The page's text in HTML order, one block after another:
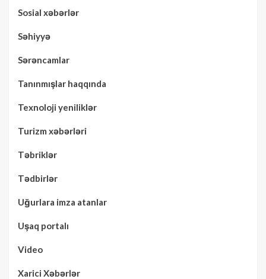
Sosial xəbərlər
Səhiyyə
Sərəncamlar
Tanınmışlar haqqında
Texnoloji yeniliklər
Turizm xəbərləri
Təbriklər
Tədbirlər
Uğurlara imza atanlar
Uşaq portalı
Video
Xarici Xəbərlər